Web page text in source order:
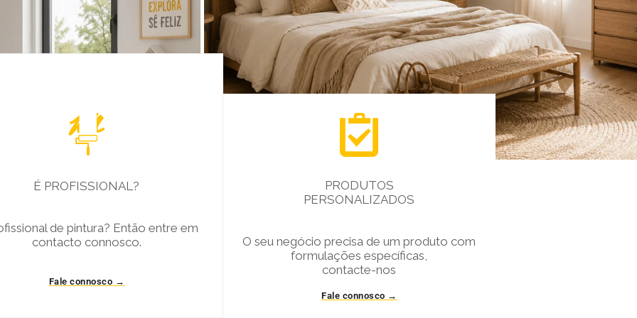

É PROFISSIONAL?
de pintura? Então entre em
contacto connosco.

PRODUTOS
PERSONALIZADOS
O seu negócio precisa de um produto com
formulações específicas,
contacte-nos